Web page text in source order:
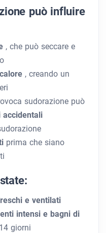
può influire
, che può seccare e
, creando un
sudorazione può
prima che siano
e ventilati
intensi e bagni di
giorni